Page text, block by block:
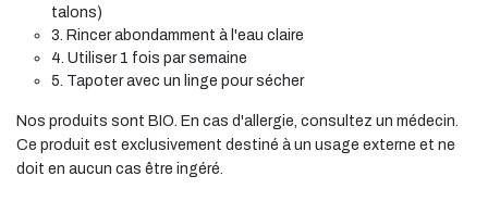
talons)
3. Rincer abondamment à l'eau claire
4. Utiliser 1 fois par semaine
5. Tapoter avec un linge pour sécher
Nos produits sont BIO. En cas d'allergie, consultez un médecin.
Ce produit est exclusivement destiné à un usage externe et ne
doit en aucun cas être ingéré.